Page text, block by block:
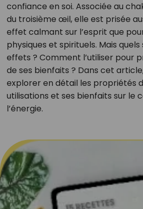
confiance en soi. Associée au
du troisième œil, elle est prisée
effet calmant sur l’esprit que
physiques et spirituels. Mais
effets ? Comment l’utiliser pour
de ses bienfaits ? Dans cet
explorer en détail les propriétés
utilisations et ses bienfaits sur le
l’énergie.